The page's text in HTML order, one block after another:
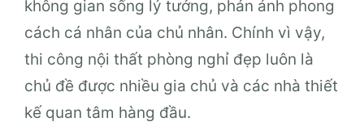
không gian sống lý tưởng, phản ánh phong
cách cá nhân của chủ nhân. Chính vì vậy,
thi công nội thất phòng nghỉ đẹp luôn là
chủ đề được nhiều gia chủ và các nhà thiết
kế quan tâm hàng đầu.